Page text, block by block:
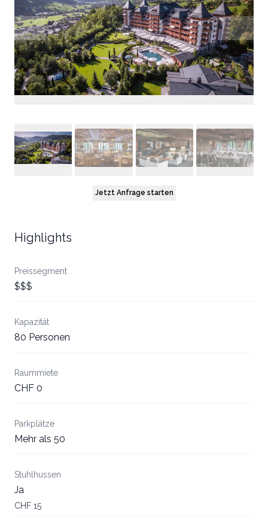
Jetzt Anfrage starten
Highlights
Preissegment
$$$
Kapazität
80 Personen
Raummiete
CHF 0
Parkplätze
Mehr als 50
Stuhlhussen
Ja
CHF 15